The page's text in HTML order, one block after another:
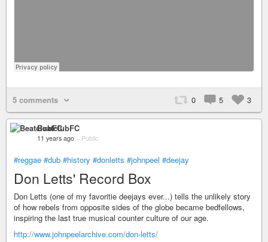
5 comments 0 5 3
BeatclubFC
11 years ago – Public
#reggae #dub #history #donletts #johnpeel #deejay
Don Letts' Record Box
Don Letts (one of my favoritie deejays ever...) tells the unlikely story
of how rebels from opposite sides of the globe became bedfellows,
inspiring the last true musical counter culture of our age.
http://www.johnpeelarchive.com/don-letts/